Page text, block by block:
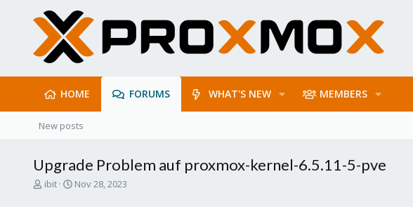
HOME FORUMS WHAT'S NEW MEMBERS
New posts
Upgrade Problem auf proxmox-kernel-6.5.11-5-pve
T
ibit
S
Nov 28, 2023